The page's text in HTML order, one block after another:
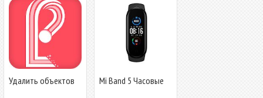
Удалить объектов
Mi Band 5 Часовые